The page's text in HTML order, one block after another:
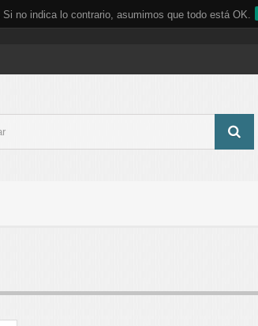
Si no indica lo contrario, asumimos que todo está OK.